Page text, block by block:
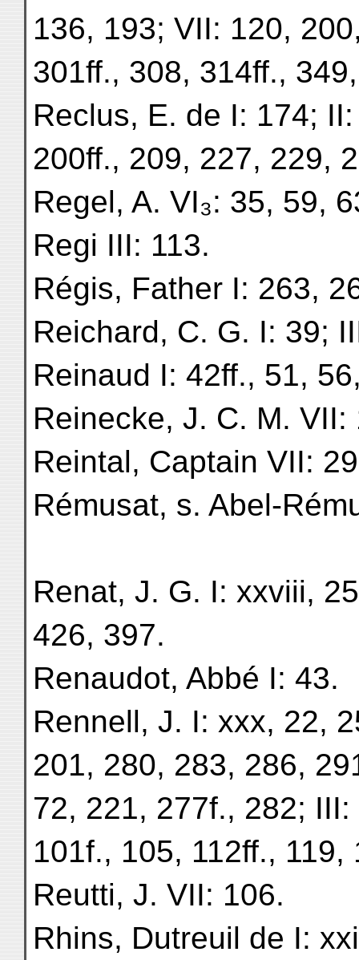
136, 193; VII: 120,
301ff., 308, 314ff.,
Reclus, E. de I: 174;
200ff., 209, 227, 229,
Regel, A. VI₃: 35, 59,
Regi III: 113.
Régis, Father I: 263,
Reichard, C. G. I: 39;
Reinaud I: 42ff., 51,
Reinecke, J. C. M. VII:
Reintal, Captain VII:
Rémusat, s. Abel-
Renat, J. G. I: xxviii,
426, 397.
Renaudot, Abbé I: 43.
Rennell, J. I: xxx, 22,
201, 280, 283, 286,
72, 221, 277f., 282;
101f., 105, 112ff., 119,
Reutti, J. VII: 106.
Rhins, Dutreuil de I: